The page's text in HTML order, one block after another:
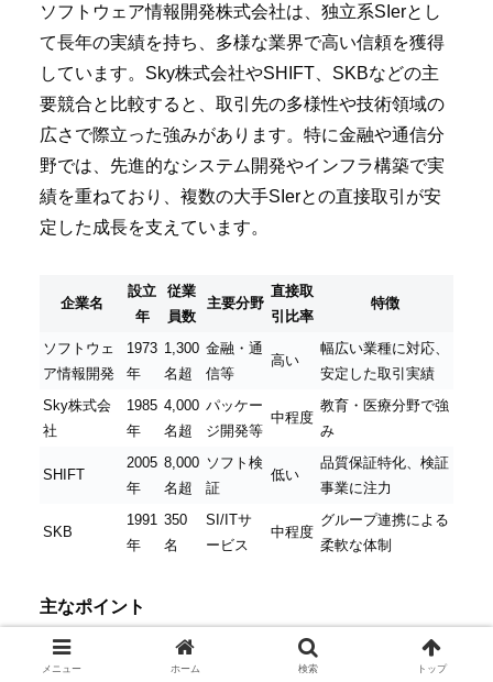
ソフトウェア情報開発株式会社は、独立系SIerとし
て長年の実績を持ち、多様な業界で高い信頼を獲得
しています。Sky株式会社やSHIFT、SKBなどの主
要競合と比較すると、取引先の多様性や技術領域の
広さで際立った強みがあります。特に金融や通信分
野では、先進的なシステム開発やインフラ構築で実
績を重ねており、複数の大手SIerとの直接取引が安
定した成長を支えています。
企業名
設立
年
従業
員数
主要分野
直接取
引比率
特徴
ソフトウェ
ア情報開発
1973
年
1,300
名超
金融・通
信等
高い
幅広い業種に対応、
安定した取引実績
Sky株式会
社
1985
年
4,000
名超
パッケー
ジ開発等
中程度
教育・医療分野で強
み
SHIFT
2005
年
8,000
名超
ソフト検
証
低い
品質保証特化、検証
事業に注力
SKB
1991
年
350
名
SI/ITサ
ービス
中程度
グループ連携による
柔軟な体制
主なポイント
– ソフトウェア情報開発は
直接取引率が高く
、大規
模・中規模のプロジェクトを安定して受注。
メニュー ホーム 検索 トップ